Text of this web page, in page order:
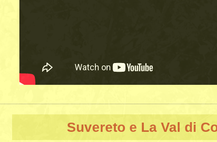
Suvereto e La Val di